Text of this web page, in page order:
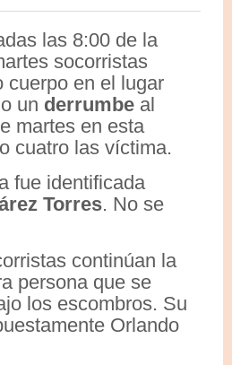
las 8:00 de la
socorristas
cuerpo en el lugar
un derrumbe al
martes en esta
cuatro las víctima.
fue identificada
Torres. No se
continúan la
persona que se
los escombros. Su
Orlando